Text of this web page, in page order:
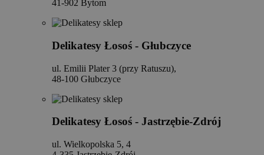
41-902 Bytom
Delikatesy Łosoś - Głubczyce
ul. Emilii Plater 3 (przy Ratuszu),
48-100 Głubczyce
Delikatesy Łosoś - Jastrzębie-Zdrój
ul. Wielkopolska 5, 4